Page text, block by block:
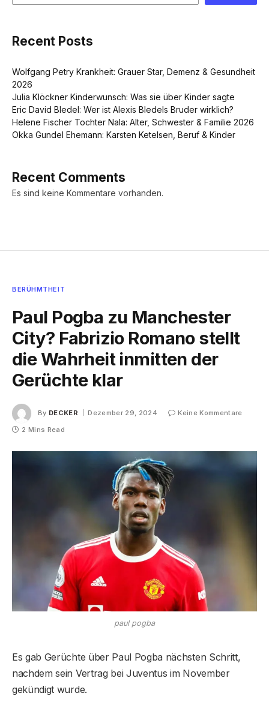
Recent Posts
Wolfgang Petry Krankheit: Grauer Star, Demenz & Gesundheit
2026
Julia Klöckner Kinderwunsch: Was sie über Kinder sagte
Eric David Bledel: Wer ist Alexis Bledels Bruder wirklich?
Helene Fischer Tochter Nala: Alter, Schwester & Familie 2026
Okka Gundel Ehemann: Karsten Ketelsen, Beruf & Kinder
Recent Comments
Es sind keine Kommentare vorhanden.
BERÜHMTHEIT
Paul Pogba zu Manchester
City? Fabrizio Romano stellt
die Wahrheit inmitten der
Gerüchte klar
By DECKER Dezember 29, 2024
Keine Kommentare
2 Mins Read
paul pogba
Es gab Gerüchte über Paul Pogba nächsten Schritt,
nachdem sein Vertrag bei Juventus im November
gekündigt wurde.